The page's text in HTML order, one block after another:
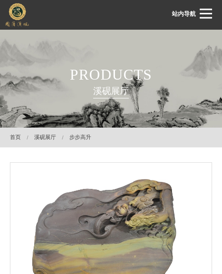
站内导航
关于国藩
溪砚展厅
溪砚鉴赏
PRODUCTS
溪砚展厅
首页 溪砚展厅 步步高升